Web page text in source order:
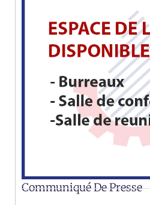
Communiqué De Presse